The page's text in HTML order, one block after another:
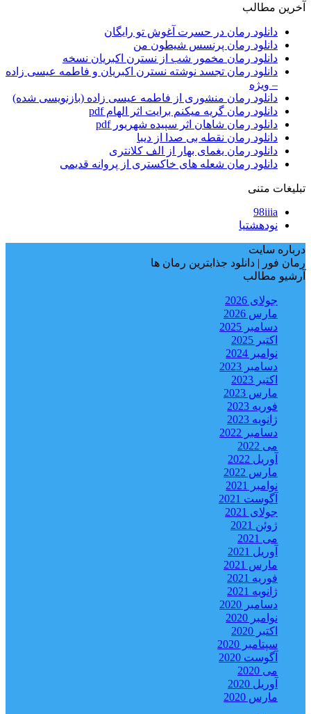
آخرین مطالب
دانلود رمان در حسرت آغوش تو رایگان
دانلود رمان پرنسس شیطون من
دانلود رمان مخمور شب از نسترن اکبریان نسخه
دانلود رمان تجسد نوشته نسترن اکبریان و فاطمه عیسی زاده
– ویژه
دانلود رمان منشوری از فاطمه عیسی زاده (بازنویسی شده)
دانلود رمان گریه میکنم برایت اثر الهام pdf
دانلود رمان شاهان اثر سپیده شهریور pdf
دانلود رمان نقطه بی صدا از دیبا
دانلود رمان یغمای بهار از الف کلانتری
دانلود رمان شعله های خاکستری از پروانه قدیمی
تبلیغات متنی
98iiia
نودهشتیا
درباره سایت
رمان فور | دانلود جذابترین رمان ها
آرشیو مطالب
جولای 2026
مارس 2026
دسامبر 2025
اکتبر 2025
نوامبر 2024
دسامبر 2023
اکتبر 2023
مارس 2023
فوریه 2023
ژانویه 2023
دسامبر 2022
می 2022
آوریل 2022
مارس 2022
نوامبر 2021
آگوست 2021
جولای 2021
ژوئن 2021
می 2021
آوریل 2021
مارس 2021
فوریه 2021
ژانویه 2021
دسامبر 2020
نوامبر 2020
اکتبر 2020
سپتامبر 2020
آگوست 2020
می 2020
آوریل 2020
مارس 2020